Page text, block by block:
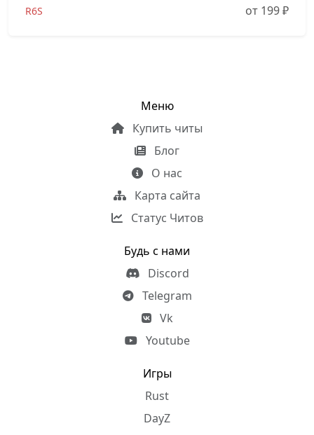
R6S от 199₽
Меню
Купить читы
Блог
О нас
Карта сайта
Статус Читов
Будь с нами
Discord
Telegram
Vk
Youtube
Игры
Rust
DayZ